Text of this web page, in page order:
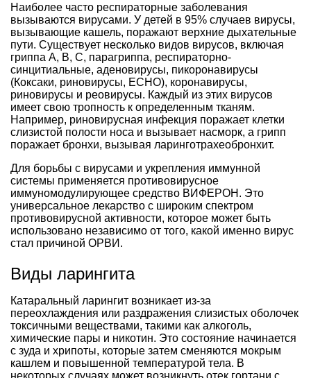
Наиболее часто респираторные заболевания
вызываются вирусами. У детей в 95% случаев вирусы,
вызывающие кашель, поражают верхние дыхательные
пути. Существует несколько видов вирусов, включая
гриппа А, В, С, парагриппа, респираторно-
синцитиальные, аденовирусы, пикоронавирусы
(Коксаки, риновирусы, ЕСНО), коронавирусы,
риновирусы и реовирусы. Каждый из этих вирусов
имеет свою тропность к определенным тканям.
Например, риновирусная инфекция поражает клетки
слизистой полости носа и вызывает насморк, а грипп
поражает бронхи, вызывая ларинготрахеобронхит.
Для борьбы с вирусами и укрепления иммунной
системы применяется противовирусное
иммуномодулирующее средство ВИФЕРОН. Это
универсальное лекарство с широким спектром
противовирусной активности, которое может быть
использовано независимо от того, какой именно вирус
стал причиной ОРВИ.
Виды ларингита
Катаральный ларингит возникает из-за
переохлаждения или раздражения слизистых оболочек
токсичными веществами, такими как алкоголь,
химические пары и никотин. Это состояние начинается
с зуда и хрипоты, которые затем сменяются мокрым
кашлем и повышенной температурой тела. В
некоторых случаях может возникнуть отек гортани с